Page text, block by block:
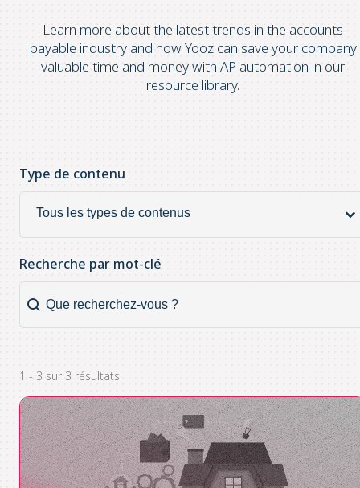
Learn more about the latest trends in the accounts
payable industry and how Yooz can save your company
valuable time and money with AP automation in our
resource library.
Type de contenu
contenu
Recherche par mot-clé
par
mot-
1 - 3 sur 3 résultats